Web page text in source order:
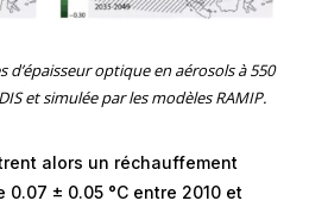
d’épaisseur optique en aérosols à 550
et simulée par les modèles RAMIP.
alors un réchauffement
0.07 ± 0.05 °C entre 2010 et